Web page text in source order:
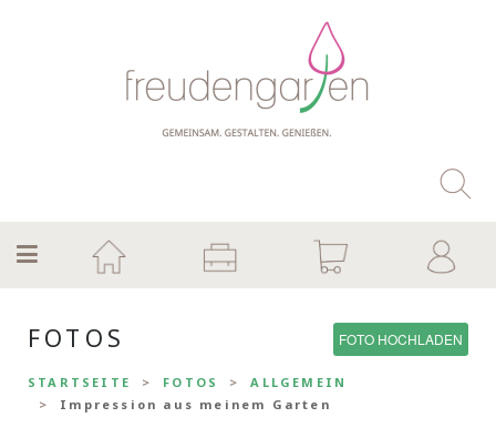
FOTOS FOTO HOCHLADEN
STARTSEITE FOTOS
ALLGEMEIN
Impression aus meinem Garten